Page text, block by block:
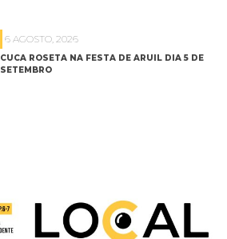
6 AGOSTO, 2026
CUCA ROSETA NA FESTA DE ARUIL DIA 5 DE
SETEMBRO